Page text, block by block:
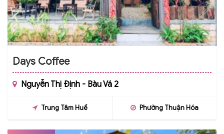
Days Coffee
Nguyễn Thị Định - Bàu Vá 2
Trung Tâm Huế Phường Thuận Hóa